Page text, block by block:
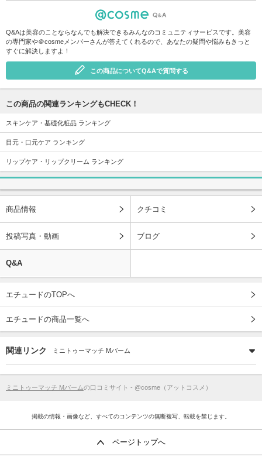
Q&Aは美容のことならなんでも解決できるみんなのコミュニティサービスです。美容
の専門家や＠cosmeメンバーさんが答えてくれるので、あなたの疑問や悩みもきっと
すぐに解決しますよ！
この商品についてQ&Aで質問する
この商品の関連ランキングもCHECK！
スキンケア・基礎化粧品 ランキング
目元・口元ケア ランキング
リップケア・リップクリーム ランキング
商品情報 クチコミ
投稿写真・動画 ブログ
Q&A
エチュードのTOPへ
エチュードの商品一覧へ
関連リンク ミニトゥーマッチ Mバーム
ミニトゥーマッチ Mバームの口コミサイト - @cosme（アットコスメ）
掲載の情報・画像など、すべてのコンテンツの無断複写、転載を禁じます。
ページトップへ